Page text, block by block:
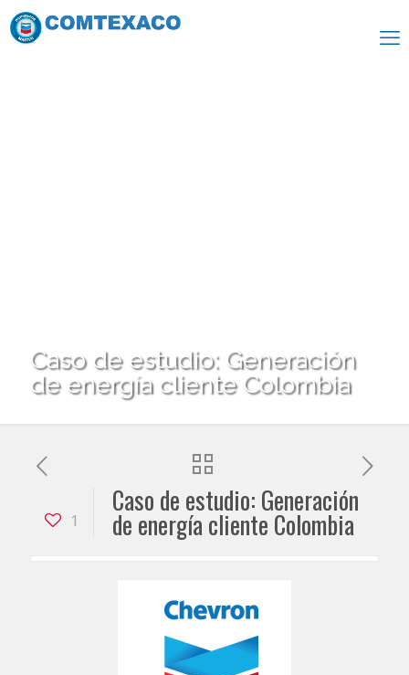
Caso de estudio: Generación
de energía cliente Colombia
1
Caso de estudio: Generación
de energía cliente Colombia